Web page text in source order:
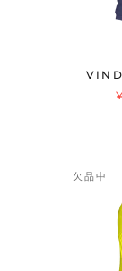
欠品中